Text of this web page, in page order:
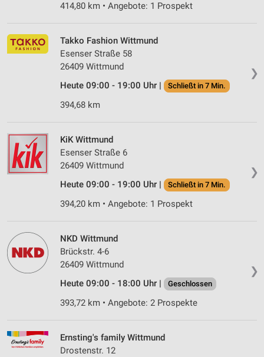
414,80 km • Angebote: 1 Prospekt
❯
Takko Fashion Wittmund
Esenser Straße 58
26409 Wittmund
Heute 09:00 - 19:00 Uhr |
Schließt in 7 Min.
394,68 km
❯
KiK Wittmund
Esenser Straße 6
26409 Wittmund
Heute 09:00 - 19:00 Uhr |
Schließt in 7 Min.
394,20 km • Angebote: 1 Prospekt
❯
NKD Wittmund
Brückstr. 4-6
26409 Wittmund
Heute 09:00 - 18:00 Uhr |
Geschlossen
393,72 km • Angebote: 2 Prospekte
Ernsting's family Wittmund
Drostenstr. 12